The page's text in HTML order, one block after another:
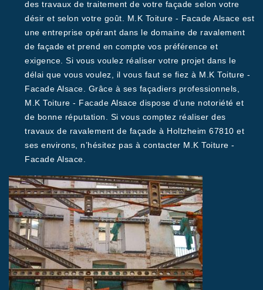
des travaux de traitement de votre façade selon votre
désir et selon votre goût. M.K Toiture - Facade Alsace est
une entreprise opérant dans le domaine de ravalement
de façade et prend en compte vos préférence et
exigence. Si vous voulez réaliser votre projet dans le
délai que vous voulez, il vous faut se fiez à M.K Toiture -
Facade Alsace. Grâce à ses façadiers professionnels,
M.K Toiture - Facade Alsace dispose d’une notoriété et
de bonne réputation. Si vous comptez réaliser des
travaux de ravalement de façade à Holtzheim 67810 et
ses environs, n’hésitez pas à contacter M.K Toiture -
Facade Alsace.